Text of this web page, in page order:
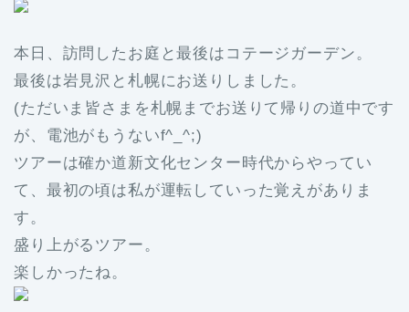
本日、訪問したお庭と最後はコテージガーデン。
最後は岩見沢と札幌にお送りしました。
(ただいま皆さまを札幌までお送りて帰りの道中です
が、電池がもうないf^_^;)
ツアーは確か道新文化センター時代からやってい
て、最初の頃は私が運転していった覚えがありま
す。
盛り上がるツアー。
楽しかったね。